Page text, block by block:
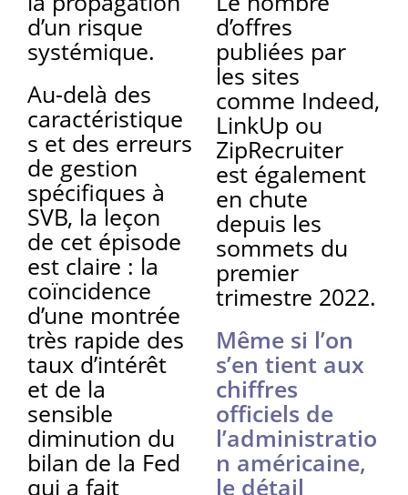
d’un risque
systémique.
Au-delà des
caractéristique
s et des erreurs
de gestion
spécifiques à
SVB, la leçon
de cet épisode
est claire : la
coïncidence
d’une montrée
très rapide des
taux d’intérêt
et de la
sensible
diminution du
bilan de la Fed
qui a fait
d’offres
publiées par
les sites
comme Indeed,
LinkUp ou
ZipRecruiter
est également
en chute
depuis les
sommets du
premier
trimestre 2022.
Même si l’on
s’en tient aux
chiffres
officiels de
l’administratio
n américaine,
le détail